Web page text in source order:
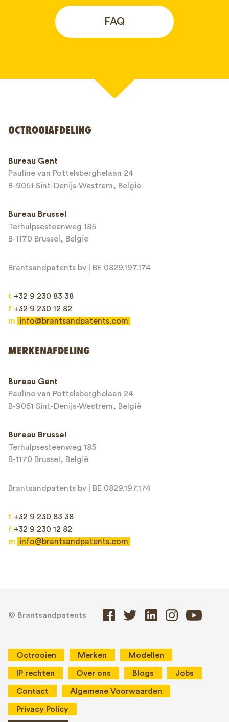
FAQ
E-mailadres*
Bericht*
This site is protected by reCAPTCHA and the Google
OCTROOIAFDELING
Bureau Gent
Pauline van Pottelsberghelaan 24
B-9051 Sint-Denijs-Westrem, België
Bureau Brussel
Terhulpsesteenweg 185
B-1170 Brussel, België
Brantsandpatents bv | BE 0829.197.174
t +32 9 230 83 38
f +32 9 230 12 82
m
info@brantsandpatents.com
MERKENAFDELING
Bureau Gent
Pauline van Pottelsberghelaan 24
B-9051 Sint-Denijs-Westrem, België
Bureau Brussel
Terhulpsesteenweg 185
B-1170 Brussel, België
Brantsandpatents bv | BE 0829.197.174
t +32 9 230 83 38
f +32 9 230 12 82
m
info@brantsandpatents.com
© Brantsandpatents
Octrooien Merken Modellen
IP rechten Over ons Blogs Jobs
Contact Algemene Voorwaarden
Privacy Policy